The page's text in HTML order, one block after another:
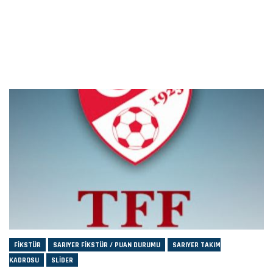
FIKSTÜR SARIYER FIKSTÜR / PUAN DURUMU
SARIYER TAKIM
KADROSU
SLIDER